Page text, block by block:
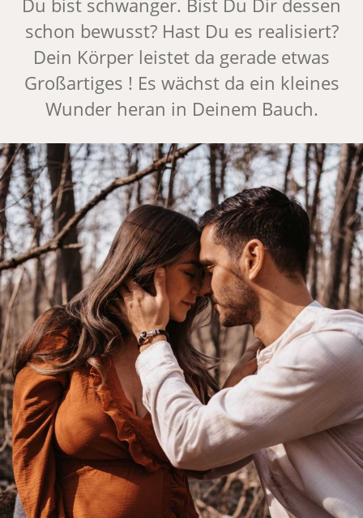
Du bist schwanger. Bist Du Dir dessen
schon bewusst? Hast Du es realisiert?
Dein Körper leistet da gerade etwas
Großartiges ! Es wächst da ein kleines
Wunder heran in Deinem Bauch.